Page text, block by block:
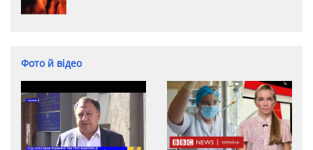
Фото й відео